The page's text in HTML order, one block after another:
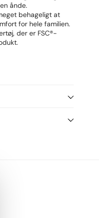
ånde.
behageligt at
for hele familien.
der er FSC®-
Elastan
egenskaber
i skyggen.